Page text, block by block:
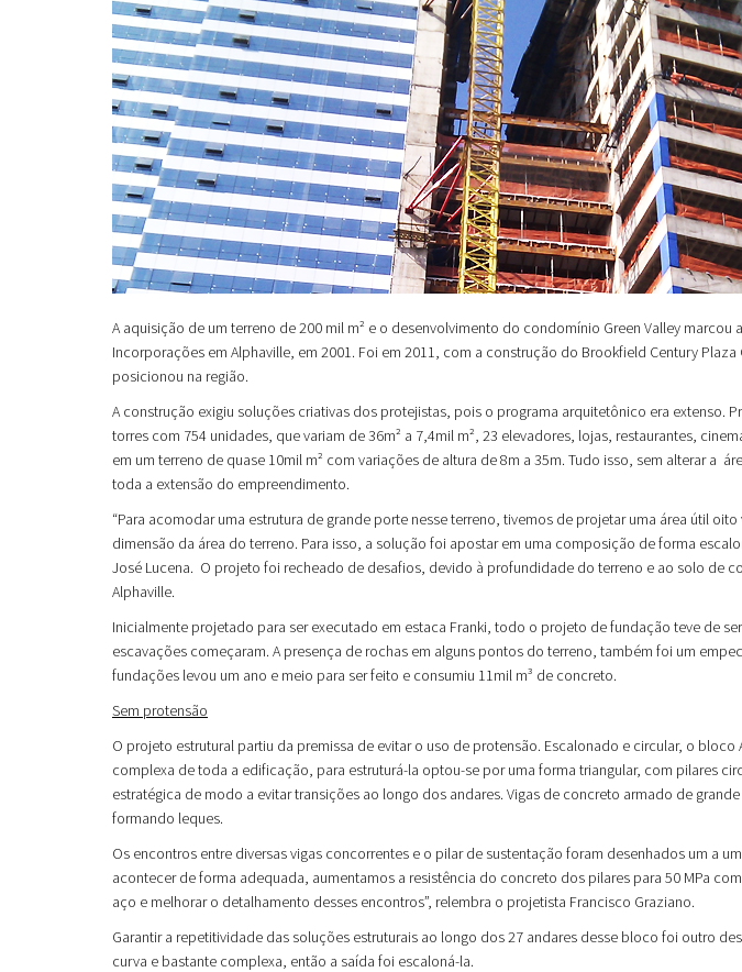
A aquisição de um terreno de 200 mil m² e o desenvolvimento do condomínio Green Valley marcou
Incorporações em Alphaville, em 2001. Foi em 2011, com a construção do Brookfield Century
posicionou na região.
A construção exigiu soluções criativas dos protejistas, pois o programa arquitetônico era extenso.
torres com 754 unidades, que variam de 36m² a 7,4mil m², 23 elevadores, lojas, restaurantes,
em um terreno de quase 10mil m² com variações de altura de 8m a 35m. Tudo isso, sem alterar a
toda a extensão do empreendimento.
“Para acomodar uma estrutura de grande porte nesse terreno, tivemos de projetar uma área útil
dimensão da área do terreno. Para isso, a solução foi apostar em uma composição de forma
José Lucena. O projeto foi recheado de desafios, devido à profundidade do terreno e ao solo de
Alphaville.
Inicialmente projetado para ser executado em estaca Franki, todo o projeto de fundação teve de
escavações começaram. A presença de rochas em alguns pontos do terreno, também foi um
fundações levou um ano e meio para ser feito e consumiu 11mil m³ de concreto.
Sem protensão
O projeto estrutural partiu da premissa de evitar o uso de protensão. Escalonado e circular, o bloco
complexa de toda a edificação, para estruturá-la optou-se por uma forma triangular, com pilares
estratégica de modo a evitar transições ao longo dos andares. Vigas de concreto armado de
formando leques.
Os encontros entre diversas vigas concorrentes e o pilar de sustentação foram desenhados um a
acontecer de forma adequada, aumentamos a resistência do concreto dos pilares para 50 MPa
aço e melhorar o detalhamento desses encontros”, relembra o projetista Francisco Graziano.
Garantir a repetitividade das soluções estruturais ao longo dos 27 andares desse bloco foi outro
curva e bastante complexa, então a saída foi escaloná-la.